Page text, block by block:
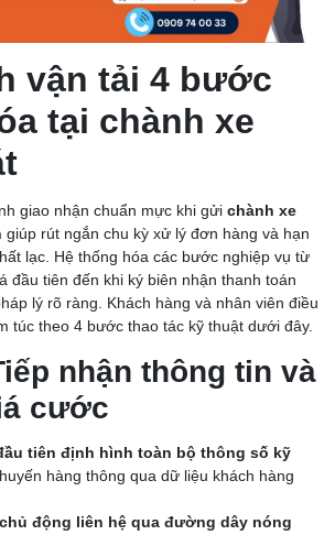
vận tải 4 bước
tại chành xe
giao nhận chuẩn mực khi gửi chành xe
giúp rút ngắn chu kỳ xử lý đơn hàng và hạn
lạc. Hệ thống hóa các bước nghiệp vụ từ
đầu tiên đến khi ký biên nhận thanh toán
lý rõ ràng. Khách hàng và nhân viên điều
túc theo 4 bước thao tác kỹ thuật dưới đây.
nhận thông tin và
cước
tiên định hình toàn bộ thông số kỹ
hàng thông qua dữ liệu khách hàng
động liên hệ qua đường dây nóng